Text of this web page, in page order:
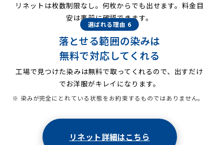
リネットは枚数制限なし。何枚からでも出せます。料金目
安は事前に確認できます。
選ばれる理由 6
落とせる範囲の染みは
無料で対応してくれる
工場で見つけた染みは無料で取ってくれるので、出すだけ
でお洋服がキレイになります。
※ 染みが完全にとれている状態をお約束するものではありません。
リネット詳細はこちら